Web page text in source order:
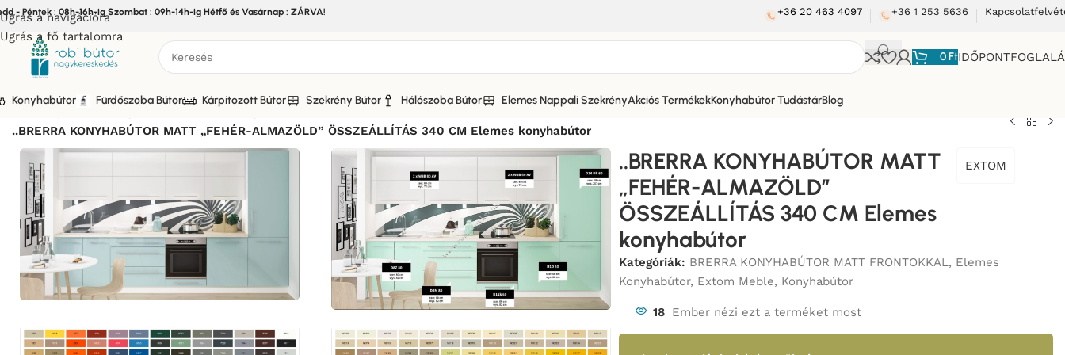
Ugrás a navigációra
Ugrás a fő tartalomra
- Péntek : 08h-16h-ig Szombat : 09h-14h-ig Hétfő és Vasárnap : ZÁRVA! +36 20 463 4097 +36 1 253 5636
0Ft
Konyhabútor Fürdőszoba Bútor Kárpitozott Bútor Szekrény Bútor Hálószoba Bútor Elemes Nappali SzekrényAkciós TermékekKonyhabútor TudástárBlog
Kezdőlap Elemes Konyhabútor BRERRA KONYHABÚTOR MATT FRONTOKKAL
..BRERRA KONYHABÚTOR MATT „FEHÉR-ALMAZÖLD” ÖSSZEÁLLÍTÁS 340 CM Elemes konyhabútor
..BRERRA KONYHABÚTOR MATT
„FEHÉR-ALMAZÖLD”
ÖSSZEÁLLÍTÁS 340 CM Elemes
konyhabútor
EXTOM
Kategóriák: BRERRA KONYHABÚTOR MATT FRONTOKKAL, Elemes
Konyhabútor, Extom Meble, Konyhabútor
18 Ember nézi ezt a terméket most